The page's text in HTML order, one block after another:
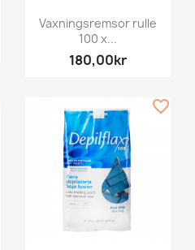
Vaxningsremsor rulle
100 x...
180,00kr
favorite_border